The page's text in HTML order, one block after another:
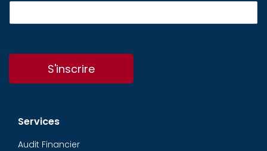
S'inscrire
Services
Audit Financier